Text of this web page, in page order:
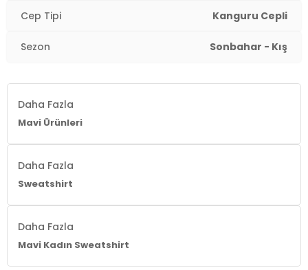
Cep Tipi Kanguru Cepli
Sezon Sonbahar - Kış
Daha Fazla
Mavi Ürünleri
Daha Fazla
Sweatshirt
Daha Fazla
Mavi Kadın Sweatshirt